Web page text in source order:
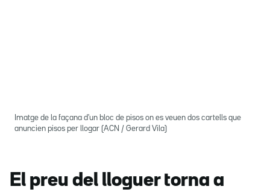
Imatge de la façana d'un bloc de pisos on es veuen dos cartells que
anuncien pisos per llogar (ACN / Gerard Vila)
El preu del lloguer torna a